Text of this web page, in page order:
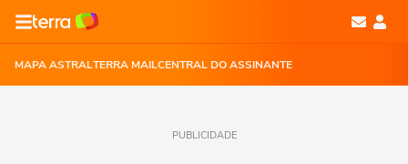
MAPA ASTRALTERRA MAILCENTRAL DO ASSINANTE
PUBLICIDADE